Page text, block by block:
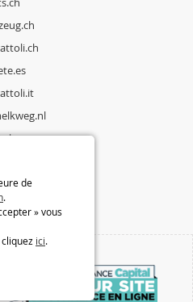
de
.
» vous
ici.